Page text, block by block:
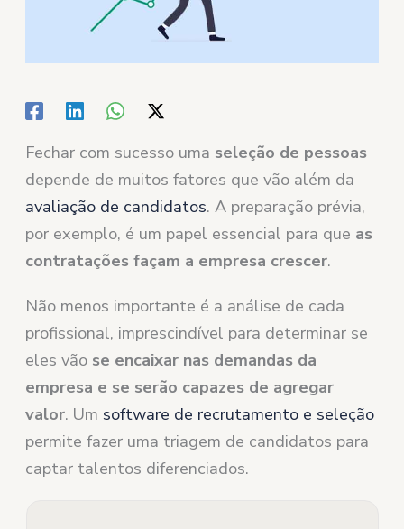
Fechar com sucesso uma seleção de pessoas
depende de muitos fatores que vão além da
avaliação de candidatos. A preparação prévia,
por exemplo, é um papel essencial para que as
contratações façam a empresa crescer.
Não menos importante é a análise de cada
profissional, imprescindível para determinar se
eles vão se encaixar nas demandas da
empresa e se serão capazes de agregar
valor. Um software de recrutamento e seleção
permite fazer uma triagem de candidatos para
captar talentos diferenciados.